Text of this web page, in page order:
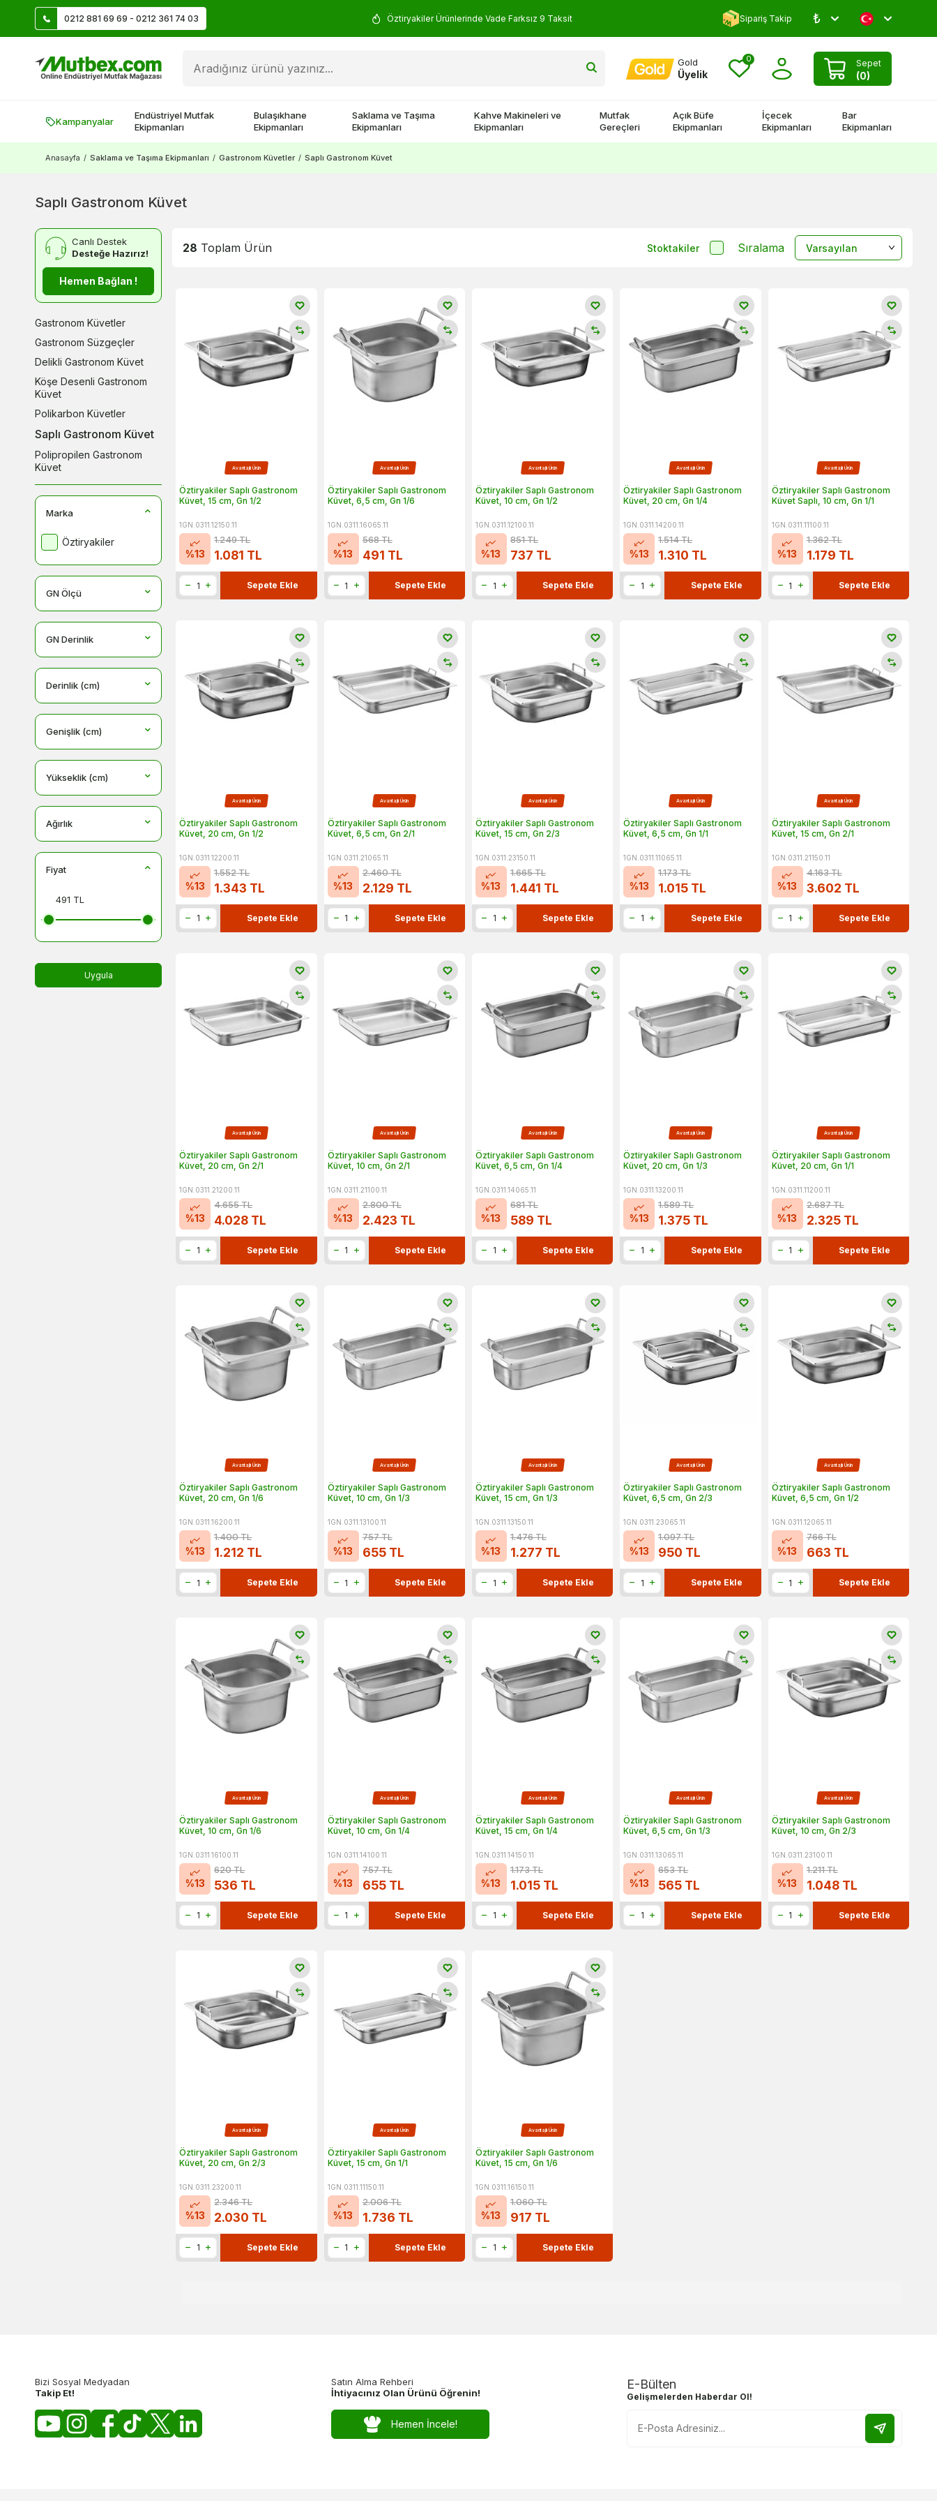
0212 881 69 69 - 0212 361 74 03Üye Ol İlk Siparişte 500 TL Kazan! Öztiryakiler Ürünlerinde Vade Farksız 9 Taksit Yorum Yap 500 TL Kazan!
Sipariş Takip ₺
Gold
Üyelik
0 Sepet
(0)
Kampanyalar
Endüstriyel Mutfak
Ekipmanları
Bulaşıkhane
Ekipmanları
Saklama ve Taşıma
Ekipmanları
Kahve Makineleri ve
Ekipmanları
Mutfak
Gereçleri
Açık Büfe
Ekipmanları
İçecek
Ekipmanları
Bar
Ekipmanları
Anasayfa / Saklama ve Taşıma Ekipmanları / Gastronom Küvetler / Saplı Gastronom Küvet
Saplı Gastronom Küvet
Canlı Destek
Desteğe Hazırız!
Hemen Bağlan !
Gastronom Küvetler
Gastronom Süzgeçler
Delikli Gastronom Küvet
Köşe Desenli Gastronom
Küvet
Polikarbon Küvetler
Saplı Gastronom Küvet
Polipropilen Gastronom
Küvet
Saplı Köşe Desenli
Gastronom Küvetler
Standart Gastronom Küvet
Yapışmaz Gastronom
Küvetler
Marka
Öztiryakiler
GN Ölçü
GN Derinlik
Derinlik (cm)
Genişlik (cm)
Yükseklik (cm)
Ağırlık
Fiyat
Uygula
28 Toplam Ürün Stoktakiler Sıralama
Avantajlı Ürün
Öztiryakiler Saplı Gastronom
Küvet, 15 cm, Gn 1/2
1GN.0311.12150.11
%13
1.249TL
1.081 TL
Sepete Ekle
Avantajlı Ürün
Öztiryakiler Saplı Gastronom
Küvet, 6,5 cm, Gn 1/6
1GN.0311.16065.11
%13
568TL
491 TL
Sepete Ekle
Avantajlı Ürün
Öztiryakiler Saplı Gastronom
Küvet, 10 cm, Gn 1/2
1GN.0311.12100.11
%13
851TL
737 TL
Sepete Ekle
Avantajlı Ürün
Öztiryakiler Saplı Gastronom
Küvet, 20 cm, Gn 1/4
1GN.0311.14200.11
%13
1.514TL
1.310 TL
Sepete Ekle
Avantajlı Ürün
Öztiryakiler Saplı Gastronom
Küvet Saplı, 10 cm, Gn 1/1
1GN.0311.11100.11
%13
1.362TL
1.179 TL
Sepete Ekle
Avantajlı Ürün
Öztiryakiler Saplı Gastronom
Küvet, 20 cm, Gn 1/2
1GN.0311.12200.11
%13
1.552TL
1.343 TL
Sepete Ekle
Avantajlı Ürün
Öztiryakiler Saplı Gastronom
Küvet, 6,5 cm, Gn 2/1
1GN.0311.21065.11
%13
2.460TL
2.129 TL
Sepete Ekle
Avantajlı Ürün
Öztiryakiler Saplı Gastronom
Küvet, 15 cm, Gn 2/3
1GN.0311.23150.11
%13
1.665TL
1.441 TL
Sepete Ekle
Avantajlı Ürün
Öztiryakiler Saplı Gastronom
Küvet, 6,5 cm, Gn 1/1
1GN.0311.11065.11
%13
1.173TL
1.015 TL
Sepete Ekle
Avantajlı Ürün
Öztiryakiler Saplı Gastronom
Küvet, 15 cm, Gn 2/1
1GN.0311.21150.11
%13
4.163TL
3.602 TL
Sepete Ekle
Avantajlı Ürün
Öztiryakiler Saplı Gastronom
Küvet, 20 cm, Gn 2/1
1GN.0311.21200.11
%13
4.655TL
4.028 TL
Sepete Ekle
Avantajlı Ürün
Öztiryakiler Saplı Gastronom
Küvet, 10 cm, Gn 2/1
1GN.0311.21100.11
%13
2.800TL
2.423 TL
Sepete Ekle
Avantajlı Ürün
Öztiryakiler Saplı Gastronom
Küvet, 6,5 cm, Gn 1/4
1GN.0311.14065.11
%13
681TL
589 TL
Sepete Ekle
Avantajlı Ürün
Öztiryakiler Saplı Gastronom
Küvet, 20 cm, Gn 1/3
1GN.0311.13200.11
%13
1.589TL
1.375 TL
Sepete Ekle
Avantajlı Ürün
Öztiryakiler Saplı Gastronom
Küvet, 20 cm, Gn 1/1
1GN.0311.11200.11
%13
2.687TL
2.325TL
Sepete Ekle
Avantajlı Ürün
Öztiryakiler Saplı Gastronom
Küvet, 20 cm, Gn 1/6
1GN.0311.16200.11
%13
1.400TL
1.212 TL
Sepete Ekle
Avantajlı Ürün
Öztiryakiler Saplı Gastronom
Küvet, 10 cm, Gn 1/3
1GN.0311.13100.11
%13
757TL
655TL
Sepete Ekle
Avantajlı Ürün
Öztiryakiler Saplı Gastronom
Küvet, 15 cm, Gn 1/3
1GN.0311.13150.11
%13
1.476TL
1.277 TL
Sepete Ekle
Avantajlı Ürün
Öztiryakiler Saplı Gastronom
Küvet, 6,5 cm, Gn 2/3
1GN.0311.23065.11
%13
1.097TL
950 TL
Sepete Ekle
Avantajlı Ürün
Öztiryakiler Saplı Gastronom
Küvet, 6,5 cm, Gn 1/2
1GN.0311.12065.11
%13
766TL
663 TL
Sepete Ekle
Avantajlı Ürün
Öztiryakiler Saplı Gastronom
Küvet, 10 cm, Gn 1/6
1GN.0311.16100.11
%13
620TL
536 TL
Sepete Ekle
Avantajlı Ürün
Öztiryakiler Saplı Gastronom
Küvet, 10 cm, Gn 1/4
1GN.0311.14100.11
%13
757TL
655TL
Sepete Ekle
Avantajlı Ürün
Öztiryakiler Saplı Gastronom
Küvet, 15 cm, Gn 1/4
1GN.0311.14150.11
%13
1.173TL
1.015TL
Sepete Ekle
Avantajlı Ürün
Öztiryakiler Saplı Gastronom
Küvet, 6,5 cm, Gn 1/3
1GN.0311.13065.11
%13
653TL
565 TL
Sepete Ekle
Avantajlı Ürün
Öztiryakiler Saplı Gastronom
Küvet, 10 cm, Gn 2/3
1GN.0311.23100.11
%13
1.211TL
1.048TL
Sepete Ekle
Avantajlı Ürün
Öztiryakiler Saplı Gastronom
Küvet, 20 cm, Gn 2/3
1GN.0311.23200.11
%13
2.346TL
2.030 TL
Sepete Ekle
Avantajlı Ürün
Öztiryakiler Saplı Gastronom
Küvet, 15 cm, Gn 1/1
1GN.0311.11150.11
%13
2.006TL
1.736 TL
Sepete Ekle
Avantajlı Ürün
Öztiryakiler Saplı Gastronom
Küvet, 15 cm, Gn 1/6
1GN.0311.16150.11
%13
1.060TL
917 TL
Sepete Ekle
Bizi Sosyal Medyadan
Takip Et!
Satın Alma Rehberi
İhtiyacınız Olan Ürünü Öğrenin!
Hemen İncele!
E-Bülten
Gelişmelerden Haberdar Ol!